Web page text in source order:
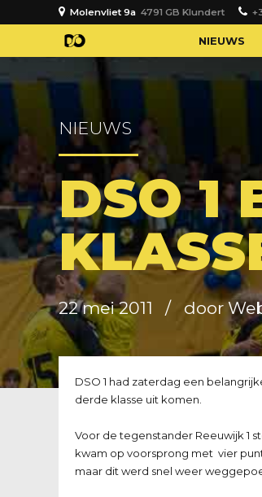
Molenvliet 9a 4791 GB Klundert
NIEUWS
NIEUWS
DSO 1
22 mei 2011 door
DSO 1 had zaterdag een
derde klasse uit komen.
Voor de tegenstander Reeuwijk 1
kwam op voorsprong met vier
maar dit werd snel weer